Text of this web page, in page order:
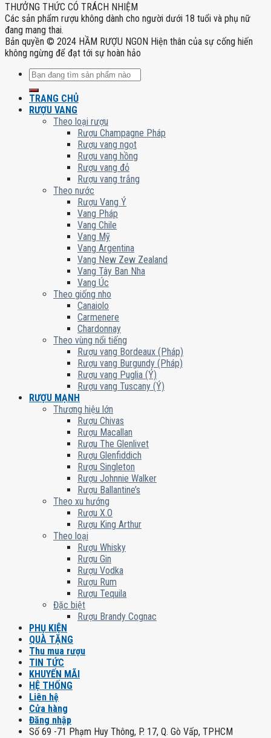
THƯỞNG THỨC CÓ TRÁCH NHIỆM
Các sản phẩm rượu không dành cho người dưới 18 tuổi và phụ nữ
đang mang thai.
Bản quyền © 2024 HẦM RƯỢU NGON Hiện thân của sự cống hiến
không ngừng để đạt tới sự hoàn hảo
Tìm
kiếm:
TRANG CHỦ
RƯỢU VANG
Theo loại rượu
Rượu Champagne Pháp
Rượu vang ngọt
Rượu vang hồng
Rượu vang đỏ
Rượu vang trắng
Theo nước
Rượu Vang Ý
Vang Pháp
Vang Chile
Vang Mỹ
Vang Argentina
Vang New Zew Zealand
Vang Tây Ban Nha
Vang Úc
Theo giống nho
Canaiolo
Carmenere
Chardonnay
Theo vùng nổi tiếng
Rượu vang Bordeaux (Pháp)
Rượu vang Burgundy (Pháp)
Rượu vang Puglia (Ý)
Rượu vang Tuscany (Ý)
RƯỢU MẠNH
Thương hiệu lớn
Rượu Chivas
Rượu Macallan
Rượu The Glenlivet
Rượu Glenfiddich
Rượu Singleton
Rượu Johnnie Walker
Rượu Ballantine’s
Theo xu hướng
Rượu X.O
Rượu King Arthur
Theo loại
Rượu Whisky
Rượu Gin
Rượu Vodka
Rượu Rum
Rượu Tequila
Đặc biệt
Rượu Brandy Cognac
PHỤ KIỆN
QUÀ TẶNG
Thu mua rượu
TIN TỨC
KHUYẾN MÃI
HỆ THỐNG
Liên hệ
Cửa hàng
Đăng nhập
Số 69 -71 Phạm Huy Thông, P. 17, Q. Gò Vấp, TPHCM